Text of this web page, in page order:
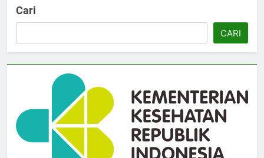
Cari
CARI